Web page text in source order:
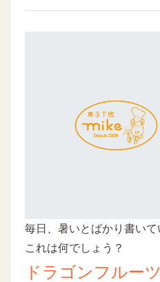
毎日、暑いとばかり書いて
これは何でしょう？
ドラゴンフルーツ